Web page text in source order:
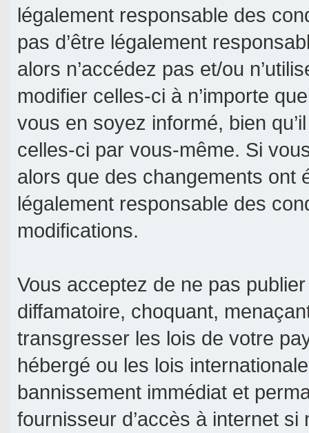
légalement responsable des
pas d’être légalement
alors n’accédez pas et/ou
modifier celles-ci à n’importe
vous en soyez informé, bien
celles-ci par vous-même. Si
alors que des changements ont
légalement responsable des
modifications.
Vous acceptez de ne pas
diffamatoire, choquant,
transgresser les lois de votre
hébergé ou les lois
bannissement immédiat et
fournisseur d’accès à internet